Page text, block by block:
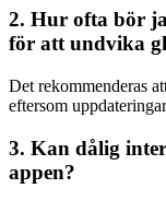
2. Hur ofta bör
för att undvika
Det rekommenderas
eftersom
3. Kan dålig
appen?